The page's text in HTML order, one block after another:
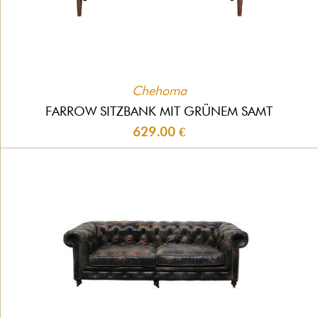
Chehoma
FARROW SITZBANK MIT GRÜNEM SAMT
629.00 €